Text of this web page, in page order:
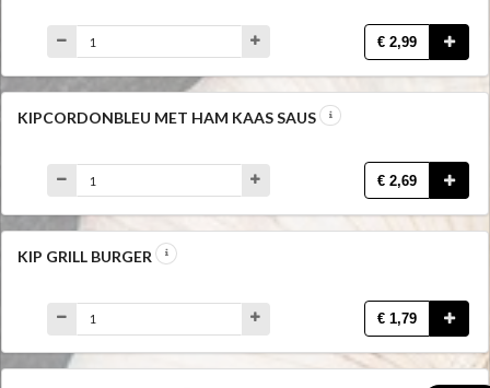
€ 2,99
KIPCORDONBLEU MET HAM KAAS SAUS
€ 2,69
KIP GRILL BURGER
€ 1,79